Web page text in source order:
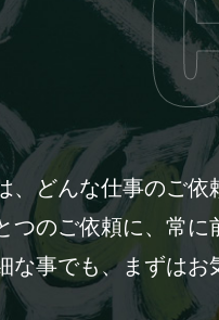
、どんな仕事のご依
つのご依頼に、常に
な事でも、まずはお